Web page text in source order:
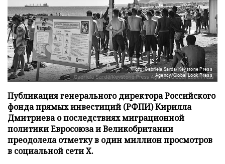
Фото: Gabriela Sarda/Keystone Press
Agency/Global Look Press
Публикация генерального директора Российского
фонда прямых инвестиций (РФПИ) Кирилла
Дмитриева о последствиях миграционной
политики Евросоюза и Великобритании
преодолела отметку в один миллион просмотров
в социальной сети X.